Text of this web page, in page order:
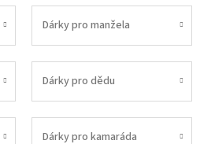
Dárky pro manžela
Dárky pro dědu
Dárky pro kamaráda